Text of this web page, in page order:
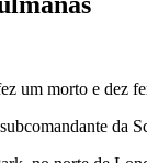
um morto e dez